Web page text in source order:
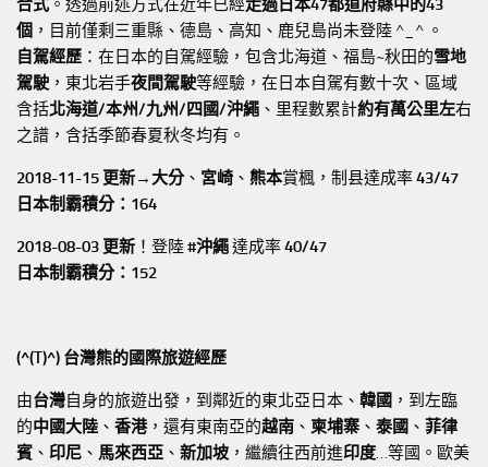
合式 。透過前述方式在近年已經走過日本47都道府縣中的43
個 ，目前僅剩三重縣、德島、高知、鹿兒島尚未登陸 ^_^ 。
自駕經歷 ：在日本的自駕經驗，包含北海道、福島~秋田的雪地
駕駛 ，東北岩手夜間駕駛等經驗，在日本自駕有數十次、區域
含括北海道/本州/九州/四國/沖繩 、里程數累計約有萬公里左右
之譜，含括季節春夏秋冬均有。
2018-11-15 更新→ 大分、 宮崎 、 熊本賞楓，制县達成率43/47
日本制霸積分：164
2018-08-03 更新 ！登陸#沖繩達成率40/47
日本制霸積分：152
(^(T)^) 台灣熊的國際旅遊經歷
由台灣自身的旅遊出發，到鄰近的東北亞日本、 韓國 ，到左臨
的中國大陸 、 香港，還有東南亞的越南 、 柬埔寨 、 泰國 、 菲律
賓 、 印尼 、 馬來西亞 、 新加坡 ，繼續往西前進印度…等國。歐美